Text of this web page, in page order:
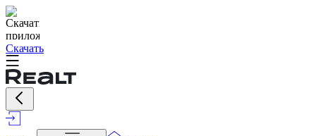
Скачать